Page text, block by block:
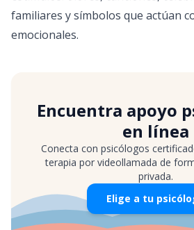
familiares y símbolos que actúan
emocionales.
Encuentra apoyo
en línea
Conecta con psicólogos
terapia por videollamada de
privada.
Elige a tu